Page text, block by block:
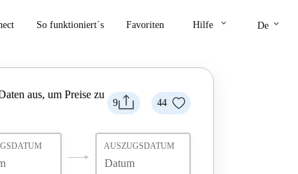
So funktioniert´s Favoriten Hilfe keyboard_arrow_down De keyboard_arrow_down
9 44
aus, um Preise zu
AUSZUGSDATUM